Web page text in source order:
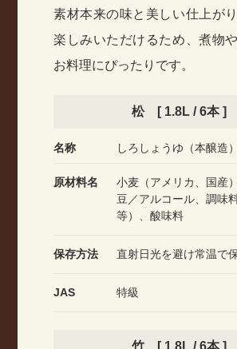
素材本来の味と美しい仕上が
楽しみいただけるため、煮物
お料理にぴったりです。
松 [ 1.8L / 6本 ]
名称 しろしょうゆ（本醸造）
原材料名
小麦（アメリカ、国産
豆／アルコール、調味
等）、酸味料
保存方法 直射日光を避け常温で
JAS 特級
竹 [ 1.8L / 6本 ]